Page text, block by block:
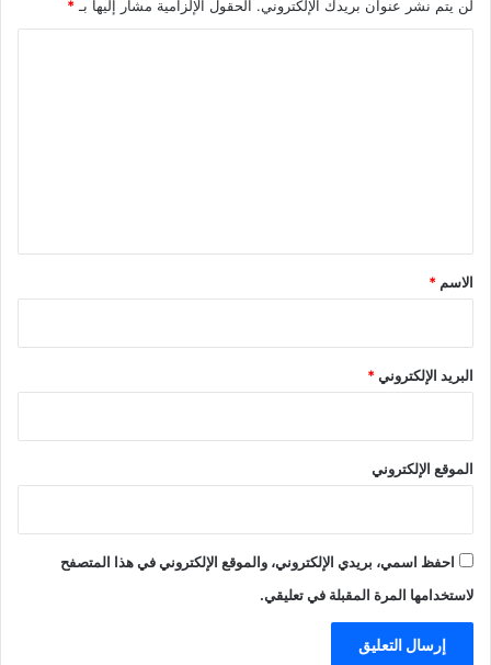
لن يتم نشر عنوان بريدك الإلكتروني. الحقول الإلزامية مشار إليها بـ *
*
الاسم *
البريد الإلكتروني*
الموقع الإلكتروني
احفظ اسمي، بريدي الإلكتروني، والموقع الإلكتروني في هذا المتصفح
لاستخدامها المرة المقبلة في تعليقي.